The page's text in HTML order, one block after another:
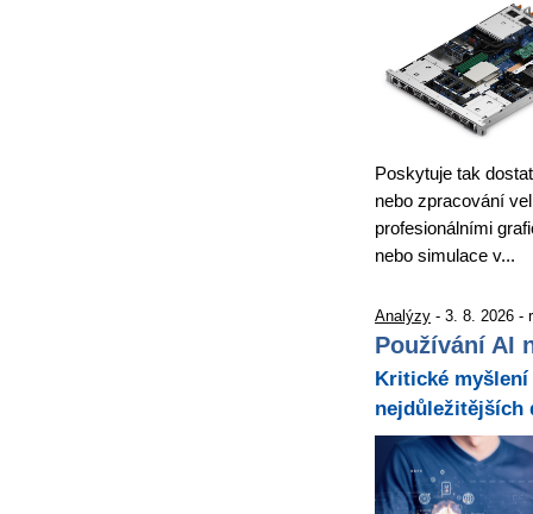
Poskytuje tak
nebo zpracování
profesionálními
nebo simulace v...
Analýzy - 3. 8. 2026 -
Používání AI
Kritické
nejdůležitějších